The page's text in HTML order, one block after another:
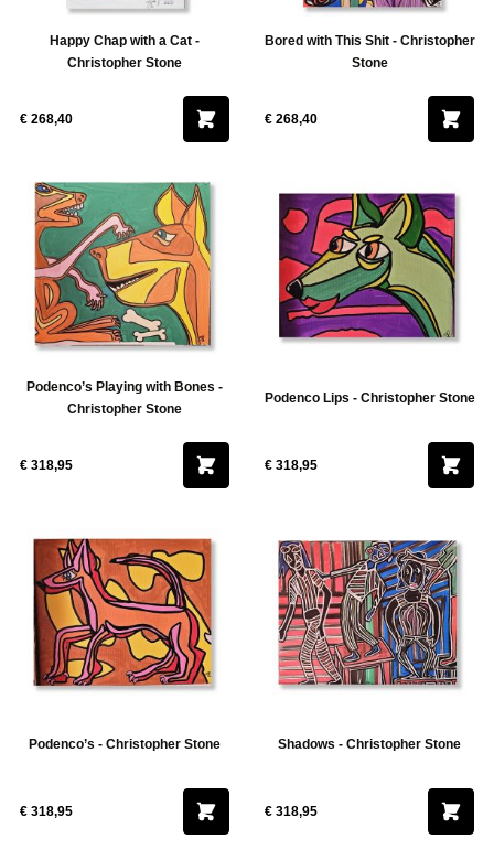
Happy Chap with a Cat -
Christopher Stone
€ 268,40
Bored with This Shit - Christopher
Stone
€ 268,40
Podenco’s Playing with Bones -
Christopher Stone
€ 318,95
Podenco Lips - Christopher Stone
€ 318,95
Podenco’s - Christopher Stone
€ 318,95
Shadows - Christopher Stone
€ 318,95